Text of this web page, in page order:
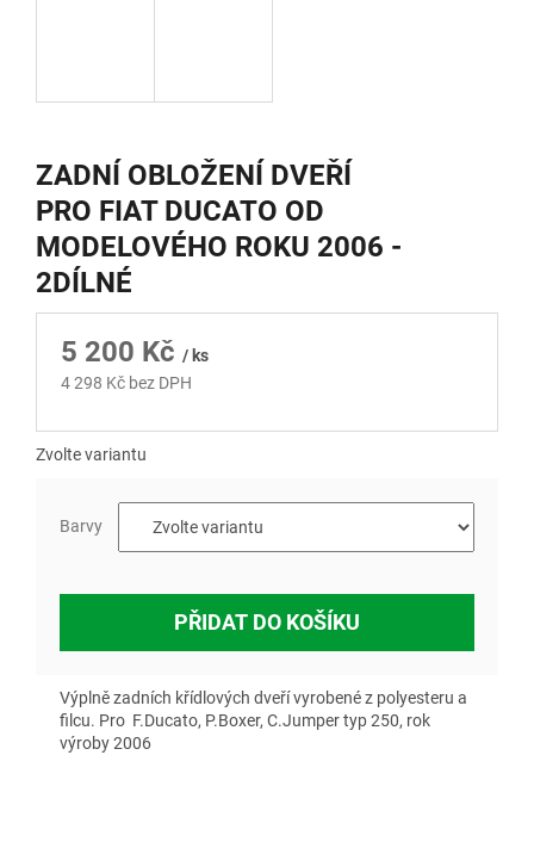
ZADNÍ OBLOŽENÍ DVEŘÍ
PRO FIAT DUCATO OD
MODELOVÉHO ROKU 2006 -
2DÍLNÉ
5 200 Kč / ks
4 298 Kč bez DPH
Zvolte variantu
Barvy
PŘIDAT DO KOŠÍKU
Výplně zadních křídlových dveří vyrobené z polyesteru a
filcu. Pro F.Ducato, P.Boxer, C.Jumper typ 250, rok
výroby 2006